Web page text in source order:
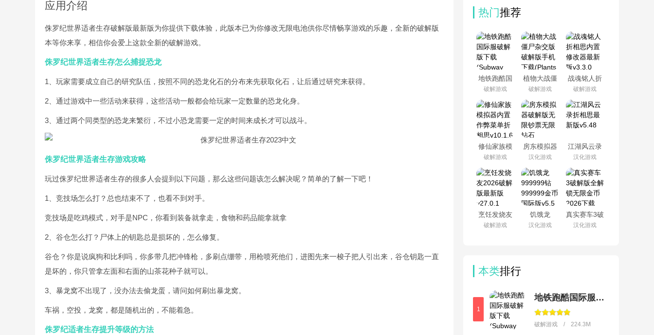
应用介绍
侏罗纪世界适者生存破解版最新版为你提供下载体验，此版本已为你修改无限电池供你尽情畅享游戏的乐趣，全新的破解版
本等你来享，相信你会爱上这款全新的破解游戏。
侏罗纪世界适者生存怎么捕捉恐龙
1、玩家需要成立自己的研究队伍，按照不同的恐龙化石的分布来先获取化石，让后通过研究来获得。
2、通过游戏中一些活动来获得，这些活动一般都会给玩家一定数量的恐龙化身。
3、通过两个同类型的恐龙来繁衍，不过小恐龙需要一定的时间来成长才可以战斗。
侏罗纪世界适者生存游戏攻略
玩过侏罗纪世界适者生存的很多人会提到以下问题，那么这些问题该怎么解决呢？简单的了解一下吧！
1、竞技场怎么打？总也结束不了，也看不到对手。
竞技场是吃鸡模式，对手是NPC，你看到装备就拿走，食物和药品能拿就拿
2、谷仓怎么打？尸体上的钥匙总是损坏的，怎么修复。
谷仓？你是说疯狗和比利吗，你多带几把冲锋枪，多刷点绷带，用枪喷死他们，进图先来一梭子把人引出来，谷仓钥匙一直
是坏的，你只管拿左面和右面的山茶花种子就可以。
3、暴龙窝不出现了，没办法去偷龙蛋，请问如何刷出暴龙窝。
车祸，空投，龙窝，都是随机出的，不能着急。
侏罗纪适者生存提升等级的方法
热门推荐
地铁跑酷国
际服破解版
下载
(Subway
Surf)v3.66.1
破解游戏
植物大战僵
尸杂交版破
解版手机下
载(Plants vs
Zombies
Super
Hybrid)v3.12
破解游戏
战魂铭人折
相思内置修
改器最新版
v3.3.0
破解游戏
修仙家族模
拟器内置作
弊菜单折相
思v10.1.6
破解游戏
房东模拟器
破解版无限
钞票无限钻
石v1.87.5.2
汉化游戏
江湖风云录
折相思最新
版v5.48
汉化游戏
烹饪发烧友
2026破解版
最新版
破解游戏
饥饿龙
999999钻
999999金币
汉化游戏
真实赛车3破
解版全解锁
无限金币
汉化游戏
本类排行
1
地铁跑酷国际服破解版下载(Subway Surf)
破解游戏 / 224.3M